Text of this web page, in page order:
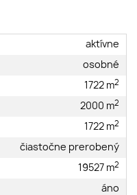
aktívne
osobné
1722 m2
2000 m2
1722 m2
čiastočne prerobený
19527 m2
áno